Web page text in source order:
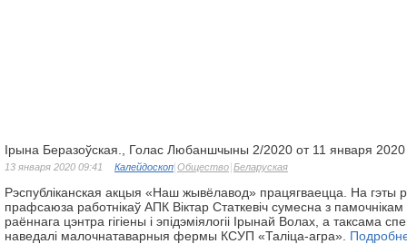
Ірына Беразоўская., Голас Любаншчыны 2/2020 от 11 января 2020
13 января 2020 09:41 Калейдоскоп Общество Беларуская
Рэспубліканская акцыя «Наш жывёлавод» працягваецца. На гэты
прафсаюза работнікаў АПК Віктар Статкевіч сумесна з памочнікам
раённага цэнтра гігіены і эпідэміялогіі Ірынай Волах, а таксама
наведалі малочнатаварныя фермы КСУП «Таліца-агра».